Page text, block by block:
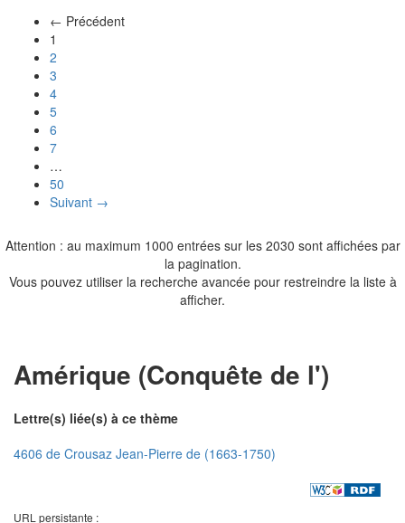
← Précédent
1
2
3
4
5
6
7
…
50
Suivant →
Attention : au maximum 1000 entrées sur les 2030 sont affichées par
la pagination.
Vous pouvez utiliser la recherche avancée pour restreindre la liste à
afficher.
Amérique (Conquête de l')
Lettre(s) liée(s) à ce thème
4606 de Crousaz Jean-Pierre de (1663-1750)
URL persistante :